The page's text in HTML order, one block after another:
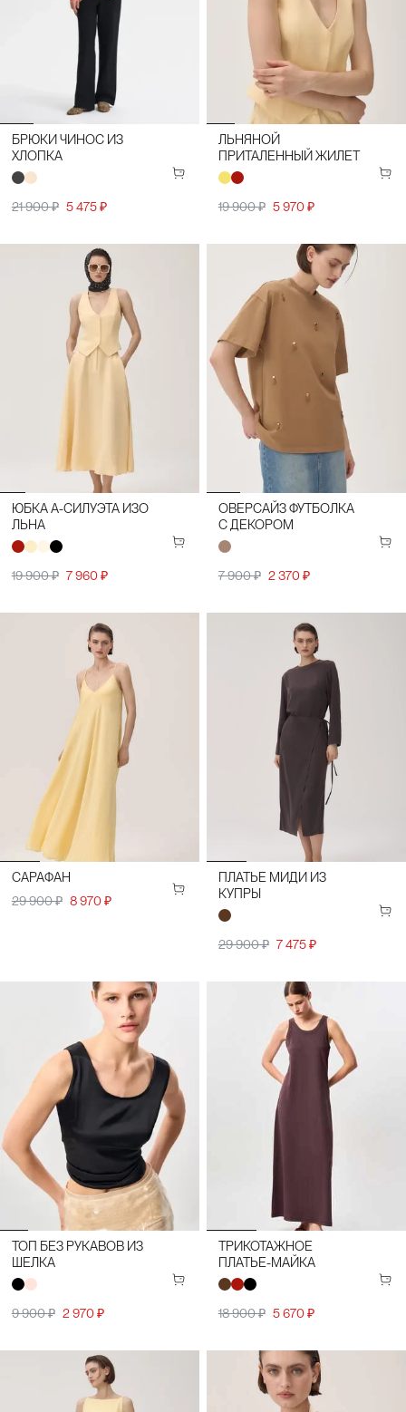
БРЮКИ ЧИНОС ИЗ
ХЛОПКА
21 900 ₽ 5 475 ₽
ЛЬНЯНОЙ
ПРИТАЛЕННЫЙ ЖИЛЕТ
19 900 ₽ 5 970 ₽
ЮБКА А-СИЛУЭТА ИЗО
ЛЬНА
19 900 ₽ 7 960 ₽
ОВЕРСАЙЗ ФУТБОЛКА
С ДЕКОРОМ
7 900 ₽ 2 370 ₽
САРАФАН
29 900 ₽ 8 970 ₽
ПЛАТЬЕ МИДИ ИЗ
КУПРЫ
29 900 ₽ 7 475 ₽
ТОП БЕЗ РУКАВОВ ИЗ
ШЕЛКА
9 900 ₽ 2 970 ₽
ТРИКОТАЖНОЕ
ПЛАТЬЕ-МАЙКА
18 900 ₽ 5 670 ₽